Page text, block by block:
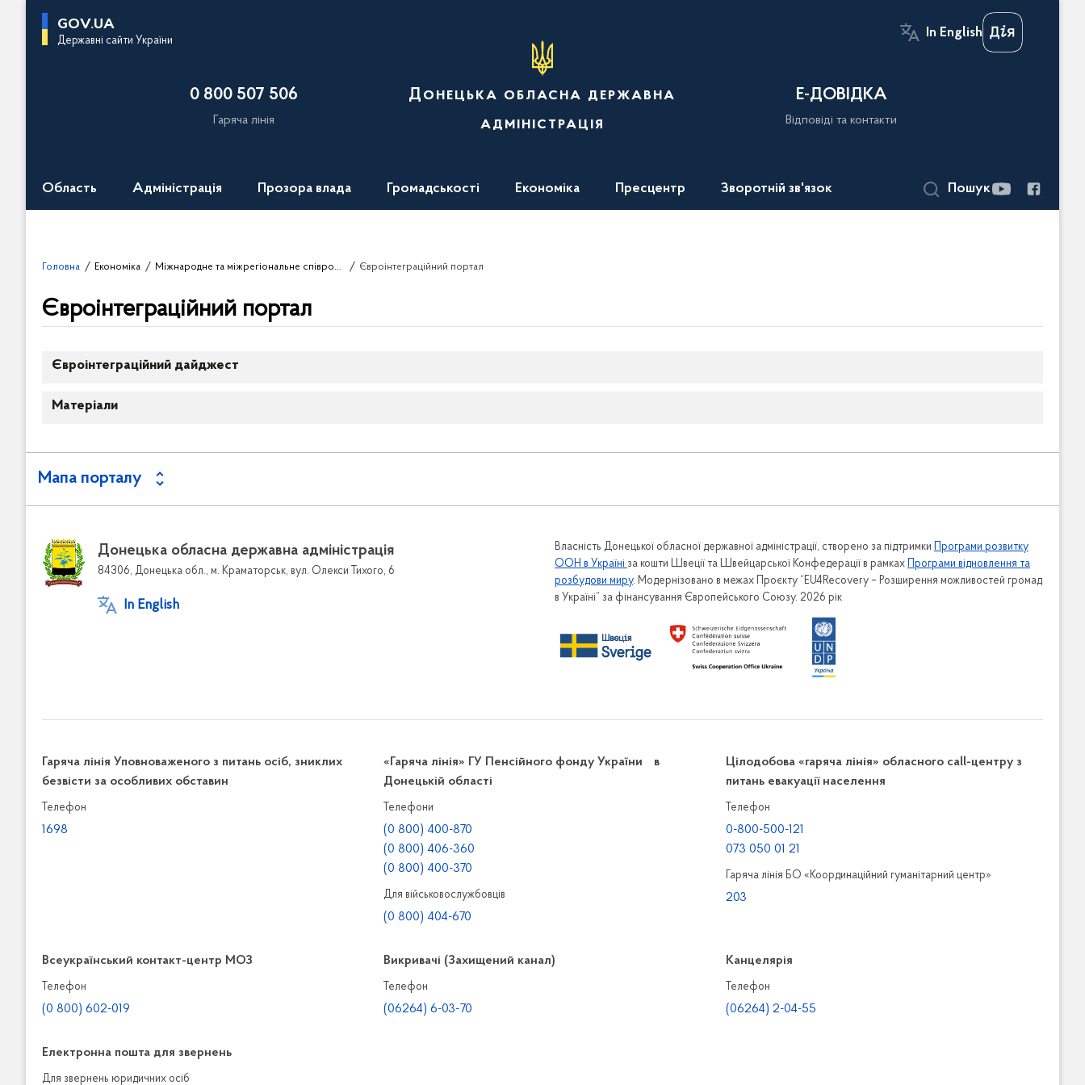
GOV.UA
Державні сайти України
In English
0 800 507 506
Гаряча лінія
Донецька обласна державна
адміністрація
Е-ДОВІДКА
Відповіді та контакти
Область Адміністрація Прозора влада Громадськості Економіка Пресцентр Зворотній зв'язок Пошук
Головна Економіка Міжнародне та міжрегіональне співробітництво Євроінтеграційний портал
Євроінтеграційний портал
Євроінтеграційний дайджест
Матеріали
Мапа порталу
Донецька обласна державна адміністрація
84306, Донецька обл., м. Краматорськ, вул. Олекси Тихого, 6
In English
Власність Донецької обласної державної адміністрації, створено за підтримки Програми розвитку
ООН в Україні за кошти Швеції та Швейцарської Конфедерації в рамках Програми відновлення та
розбудови миру. Модернізовано в межах Проєкту “EU4Recovery – Розширення можливостей громад
в Україні” за фінансування Європейського Союзу. 2026 рік
Гаряча лінія Уповноваженого з питань осіб, зниклих
безвісти за особливих обставин
Телефон
1698
«Гаряча лінія» ГУ Пенсійного фонду України в
Донецькій області
Телефони
(0 800) 400-870
(0 800) 406-360
(0 800) 400-370
Для військовослужбовців
(0 800) 404-670
Цілодобова «гаряча лінія» обласного call-центру з
питань евакуації населення
Телефон
0-800-500-121
073 050 01 21
Гаряча лінія БО «Координаційний гуманітарний центр»
203
Всеукраїнський контакт-центр МОЗ
Телефон
(0 800) 602-019
Викривачі (Захищений канал)
Телефон
(06264) 6-03-70
Канцелярiя
Телефон
(06264) 2-04-55
Електронна пошта для звернень
Для звернень юридичних осiб